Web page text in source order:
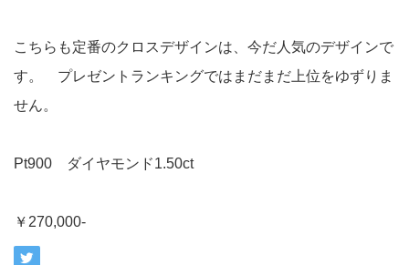
こちらも定番のクロスデザインは、今だ人気のデザインで
す。 プレゼントランキングではまだまだ上位をゆずりま
せん。
Pt900 ダイヤモンド1.50ct
￥270,000-